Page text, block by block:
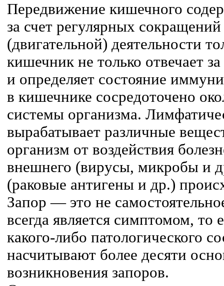
Передвижение кишечного
за счет регулярных
(двигательной) деятельности
кишечник не только отвечает
и определяет состояние
в кишечнике сосредоточено
системы организма.
вырабатывает различные
организм от воздействия
внешнего (вирусы, микробы и
(раковые антигены и др.)
Запор — это не
всегда является симптомом, то
какого-либо патологического
насчитывают более десяти
возникновения запоров.